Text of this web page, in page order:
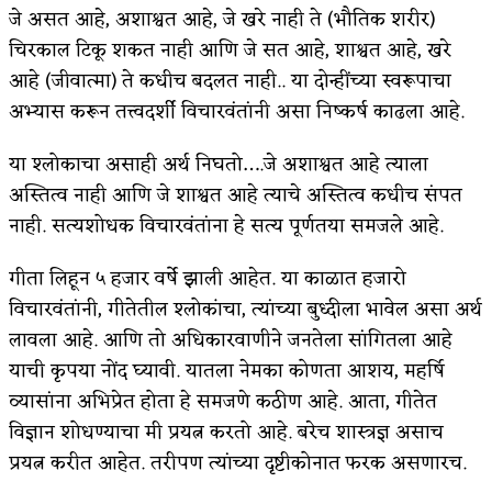
जोशी
डेंग्यू: ताप उतरला म्हणजे धोका टळला असे नाही!
सुवर्ण – झळाळी
‘अर्थ’पूर्ण हास्य
अष्टपैलू : खंडू रांगणेकर
अपूर्ण कथा
बुडीच खटलं – संयुक्त कुटुंब का गरजेचं?
जे असत आहे, अशाश्वत आहे, जे खरे नाही ते (भौतिक शरीर)
चिरकाल टिकू शकत नाही आणि जे सत आहे, शाश्वत आहे, खरे
आहे (जीवात्मा) ते कधीच बदलत नाही.. या दोन्हींच्या स्वरूपाचा
अभ्यास करून तत्त्वदर्शी विचारवंतांनी असा निष्कर्ष काढला आहे.
या श्लोकाचा असाही अर्थ निघतो….जे अशाश्वत आहे त्याला
अस्तित्व नाही आणि जे शाश्वत आहे त्याचे अस्तित्व कधीच संपत
नाही. सत्यशोधक विचारवंतांना हे सत्य पूर्णतया समजले आहे.
गीता लिहून ५ हजार वर्षे झाली आहेत. या काळात हजारो
विचारवंतांनी, गीतेतील श्लोकांचा, त्यांच्या बुध्दीला भावेल असा अर्थ
लावला आहे. आणि तो अधिकारवाणीने जनतेला सांगितला आहे
याची कृपया नोंद घ्यावी. यातला नेमका कोणता आशय, महर्षि
व्यासांना अभिप्रेत होता हे समजणे कठीण आहे. आता, गीतेत
विज्ञान शोधण्याचा मी प्रयत्न करतो आहे. बरेच शास्त्रज्ञ असाच
प्रयत्न करीत आहेत. तरीपण त्यांच्या दृष्टीकोनात फरक असणारच.